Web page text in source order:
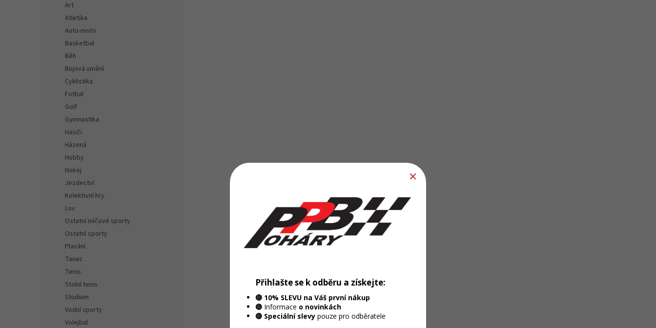
Art
Atletika
Auto-moto
Basketbal
Běh
Bojová umění
Cyklistika
Fotbal
Golf
Gymnastika
Hasiči
Házená
Hobby
Hokej
Jezdectví
Kolektivní hry
Lov
Ostatní míčové sporty
Ostatní sporty
Plavání
Tanec
Tenis
Stolní tenis
Studium
Vodní sporty
Volejbal
Přihlašte se k odběru a získejte:
🔴 10% SLEVU na Váš první nákup
🔴 Informace o novinkách
🔴 Speciální slevy pouze pro odběratele